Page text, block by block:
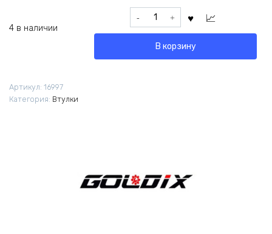
4 в наличии
Количество
товара
В корзину
Артикул: 16997
Категория: Втулки